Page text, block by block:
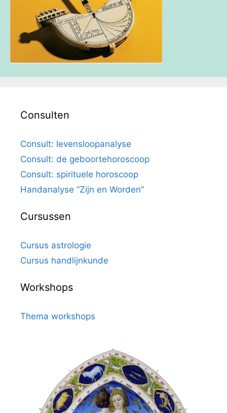
Consulten
Consult: levensloopanalyse
Consult: de geboortehoroscoop
Consult: spirituele horoscoop
Handanalyse “Zijn en Worden”
Cursussen
Cursus astrologie
Cursus handlijnkunde
Workshops
Thema workshops